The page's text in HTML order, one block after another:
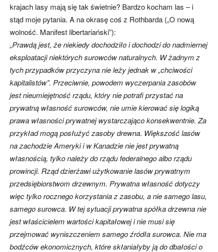
krajach lasy mają się tak świetnie? Bardzo kocham las – i
stąd moje pytania. A na okrasę coś z Rothbarda („O nową
wolność. Manifest libertariański”):
„Prawdą jest, że niekiedy dochodziło i dochodzi do nadmiernej
eksploatacji niektórych surowców naturalnych. W żadnym z
tych przypadków przyczyna nie leży jednak w „chciwości
kapitalistów”. Przeciwnie, powodem wyczerpania zasobów
jest nieumiejętność rządu, który nie potrafi przystać na
prywatną własność surowców, nie umie kierować się logiką
prawa własności prywatnej wystarczająco konsekwentnie. Za
przykład mogą posłużyć zasoby drewna. Większość lasów
na zachodzie Ameryki i w Kanadzie nie jest prywatną
własnością, tylko należy do rządu federalnego albo rządu
prowincji. Rząd dzierżawi użytkowanie lasów prywatnym
przedsiębiorstwom drzewnym. Prywatna własność dotyczy
więc tylko rocznego korzystania z zasobu, a nie samego lasu,
samego surowca. W tej sytuacji prywatna spółka drzewna nie
jest właścicielem wartości kapitałowej i nie musi się
przejmować wyniszczeniem samego źródła surowca. Nie ma
bodźców ekonomicznych, które skłaniałyby ją do dbałości o